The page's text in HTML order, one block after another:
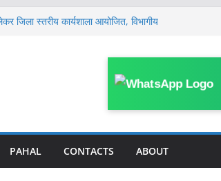
जिला स्तरीय कार्यशाला आयोजित, विभागीय
के DPO अजीत अमर के 4 ठिकानों पर
के मासूम की 13 दिन बाद मौ’त, घर के पास
था हमला
PAHAL CONTACTS ABOUT